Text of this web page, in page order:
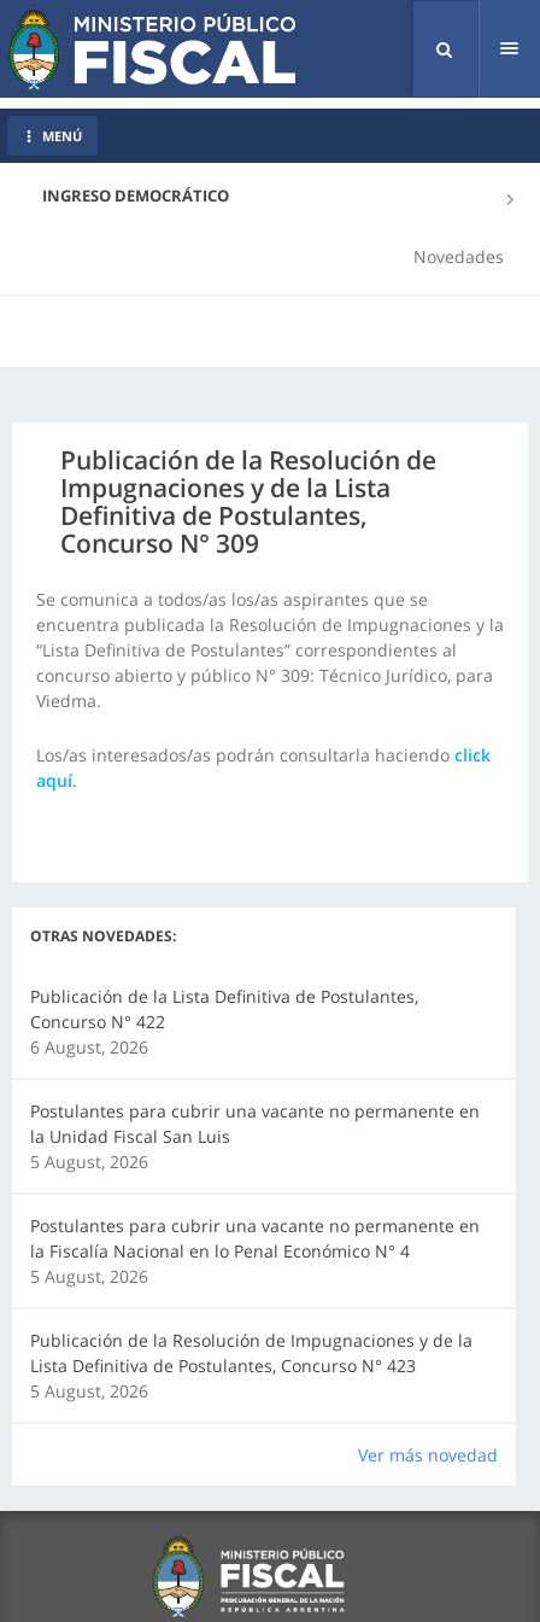
INGRESO DEMOCRÁTICO
Novedades
MENÚ
Publicación de la Resolución de
Impugnaciones y de la Lista
Definitiva de Postulantes,
Concurso N° 309
Se comunica a todos/as los/as aspirantes que se
encuentra publicada la Resolución de Impugnaciones y la
“Lista Definitiva de Postulantes” correspondientes al
concurso abierto y público N° 309: Técnico Jurídico, para
Viedma.
Los/as interesados/as podrán consultarla haciendo click
aquí.
OTRAS NOVEDADES:
Publicación de la Lista Definitiva de Postulantes,
Concurso N° 422
6 August, 2026
Postulantes para cubrir una vacante no permanente en
la Unidad Fiscal San Luis
5 August, 2026
Postulantes para cubrir una vacante no permanente en
la Fiscalía Nacional en lo Penal Económico N° 4
5 August, 2026
Publicación de la Resolución de Impugnaciones y de la
Lista Definitiva de Postulantes, Concurso N° 423
5 August, 2026
Ver más novedad